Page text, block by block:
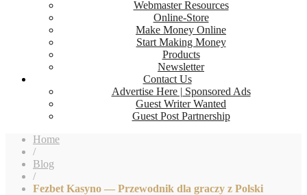
Webmaster Resources
Online-Store
Make Money Online
Start Making Money
Products
Newsletter
Contact Us
Advertise Here | Sponsored Ads
Guest Writer Wanted
Guest Post Partnership
Home
/
Blog
/
Fezbet Kasyno — Przewodnik dla graczy z Polski